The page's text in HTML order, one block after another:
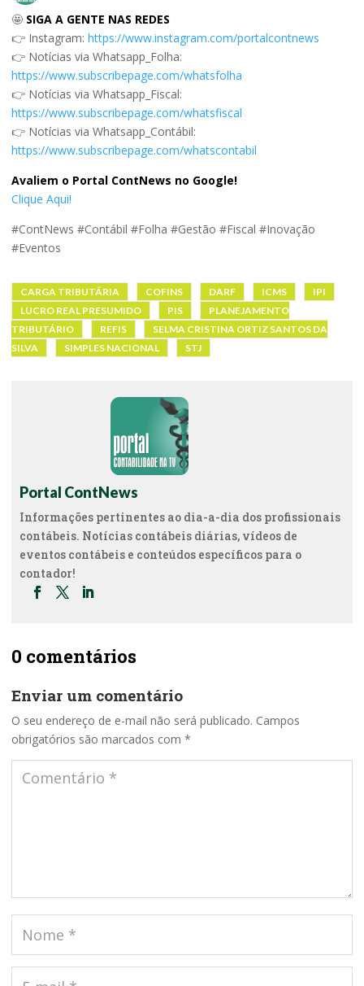
🤩 SIGA A GENTE NAS REDES
👉 Instagram: https://www.instagram.com/portalcontnews
👉 Notícias via Whatsapp_Folha:
https://www.subscribepage.com/whatsfolha
👉 Notícias via Whatsapp_Fiscal:
https://www.subscribepage.com/whatsfiscal
👉 Notícias via Whatsapp_Contábil:
https://www.subscribepage.com/whatscontabil
Avaliem o Portal ContNews no Google!
Clique Aqui!
#ContNews #Contábil #Folha #Gestão #Fiscal #Inovação
#Eventos
CARGA TRIBUTÁRIA COFINS DARF ICMS
IPI
LUCRO REAL PRESUMIDO
PIS
PLANEJAMENTO
TRIBUTÁRIO
REFIS
SELMA CRISTINA ORTIZ SANTOS DA
SILVA
SIMPLES NACIONAL STJ
Portal ContNews
Informações pertinentes ao dia-a-dia dos profissionais
contábeis. Notícias contábeis diárias, vídeos de
eventos contábeis e conteúdos específicos para o
contador!
0 comentários
Enviar um comentário
O seu endereço de e-mail não será publicado. Campos
obrigatórios são marcados com *